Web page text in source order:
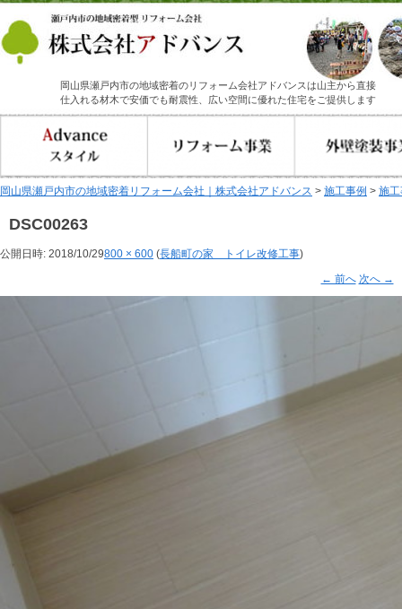
岡山県瀬戸内市の地域密着のリフォーム会社アドバンスは山主から直接
仕入れる材木で安価でも耐震性、広い空間に優れた住宅をご提供します
岡山県瀬戸内市の地域密着リフォーム会社｜株式会社アドバンス > 施工事例 > 施
DSC00263
公開日時: 2018/10/29800 × 600 (長船町の家 トイレ改修工事)
← 前へ 次へ →